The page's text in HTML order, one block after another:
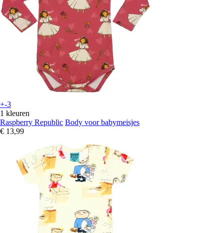
+-3
1 kleuren
Raspberry Republic Body voor babymeisjes
€ 13,99